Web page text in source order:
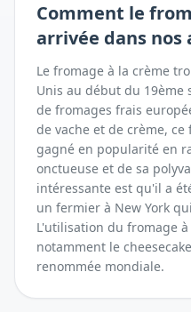
Comment le
arrivée dans nos
Le fromage à la crème
Unis au début du
de fromages frais
de vache et de crème,
gagné en popularité en
onctueuse et de sa
intéressante est qu'il a
un fermier à New York
L'utilisation du fromage
notamment le
renommée mondiale.